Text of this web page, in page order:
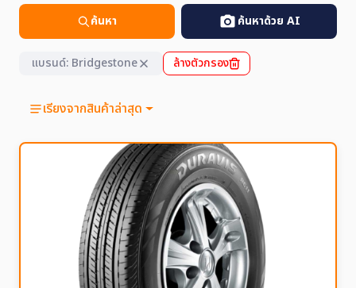
ค้นหา ค้นหาด้วย AI
แบรนด์: Bridgestone ล้างตัวกรอง
เรียงจากสินค้าล่าสุด